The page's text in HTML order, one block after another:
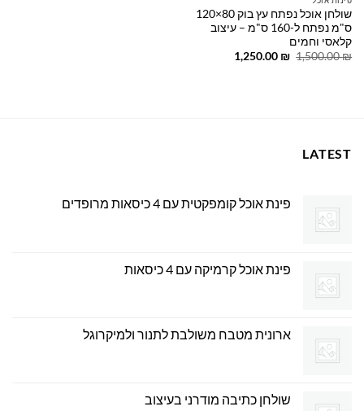
שולחן אוכל נפתח עץ בוק 80×120
ס"מ נפתח ל-160 ס"מ – עיצוב
קלאסי וחמים
1,500.00₪
המחיר
1,250.00 ₪
המחיר
LATEST
פינת אוכל קומפקטית עם 4 כיסאות מרופדים
פינת אוכל קרמיקה עם 4 כיסאות
ארונית מטבח משולבת לתנור ולמיקרוגל
שולחן כתיבה מודרני בעיצוב